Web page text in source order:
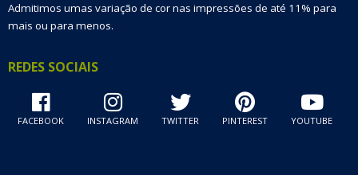
Admitimos umas variação de cor nas impressões de até 11% para
mais ou para menos.
REDES SOCIAIS
FACEBOOK INSTAGRAM TWITTER PINTEREST YOUTUBE